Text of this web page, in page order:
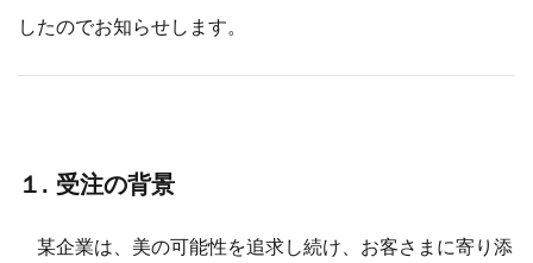
したのでお知らせします。
１. 受注の背景
某企業は、美の可能性を追求し続け、お客さまに寄り添